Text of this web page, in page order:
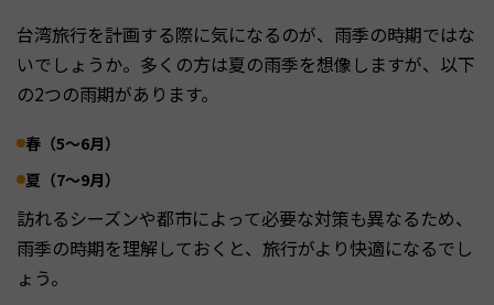
台湾旅行を計画する際に気になるのが、雨季の時期ではな
いでしょうか。多くの方は夏の雨季を想像しますが、以下
の2つの雨期があります。
春（5～6月）
夏（7～9月）
訪れるシーズンや都市によって必要な対策も異なるため、
雨季の時期を理解しておくと、旅行がより快適になるでし
ょう。